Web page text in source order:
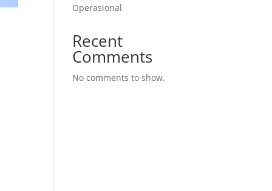
Operasional
Recent
Comments
No comments to show.